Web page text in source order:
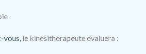
vous, le kinésithérapeute évaluera :